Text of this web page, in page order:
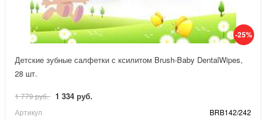
-25%
Детские зубные салфетки с ксилитом Brush-Baby DentalWipes,
28 шт.
1 779 руб. 1 334 руб.
Артикул BRB142/242